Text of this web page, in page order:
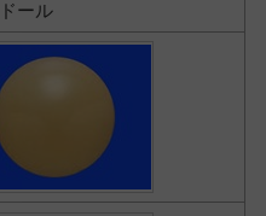
ール